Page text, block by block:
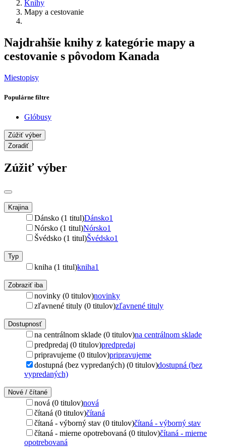
Knihy
Mapy a cestovanie
Najdrahšie knihy z kategórie mapy a
cestovanie s pôvodom Kanada
Miestopisy
Populárne filtre
Glóbusy
Zúžiť výber
Zoradiť
Zúžiť výber
Krajina
Dánsko (1 titul)Dánsko1
Nórsko (1 titul)Nórsko1
Švédsko (1 titul)Švédsko1
Typ
kniha (1 titul)kniha1
Zobraziť iba
novinky (0 titulov)novinky
zľavnené tituly (0 titulov)zľavnené tituly
Dostupnosť
na centrálnom sklade (0 titulov)na centrálnom sklade
predpredaj (0 titulov)predpredaj
pripravujeme (0 titulov)pripravujeme
dostupná (bez vypredaných) (0 titulov)dostupná (bez
vypredaných)
Nové / čítané
nová (0 titulov)nová
čítaná (0 titulov)čítaná
čítaná - výborný stav (0 titulov)čítaná - výborný stav
čítaná - mierne opotrebovaná (0 titulov)čítaná - mierne
opotrebovaná